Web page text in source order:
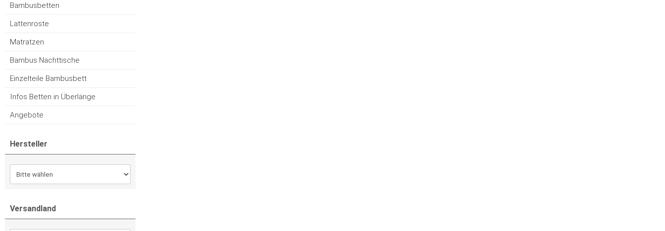
Bambusbetten
Lattenroste
Matratzen
Bambus Nachttische
Einzelteile Bambusbett
Infos Betten in Überlänge
Angebote
Hersteller
Versandland